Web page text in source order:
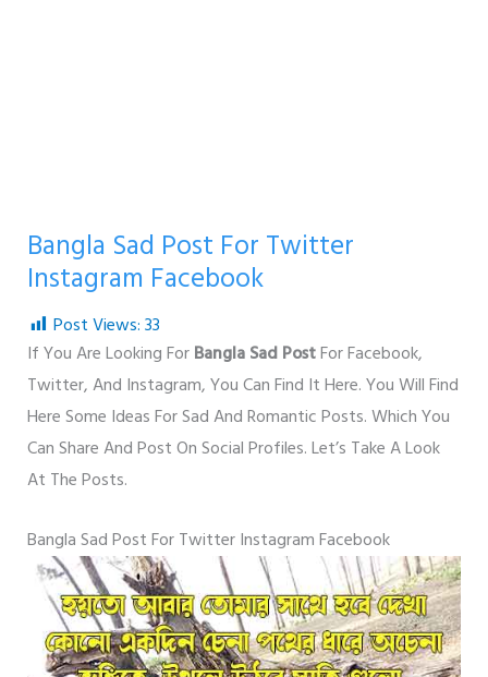
Bangla Sad Post For Twitter
Instagram Facebook
Post Views:33
If You Are Looking ForBangla Sad PostFor Facebook,
Twitter, And Instagram, You Can Find It Here. You Will Find
Here Some Ideas For Sad And Romantic Posts. Which You
Can Share And Post On Social Profiles. Let’s Take A Look
At The Posts.
Bangla Sad Post For Twitter Instagram Facebook